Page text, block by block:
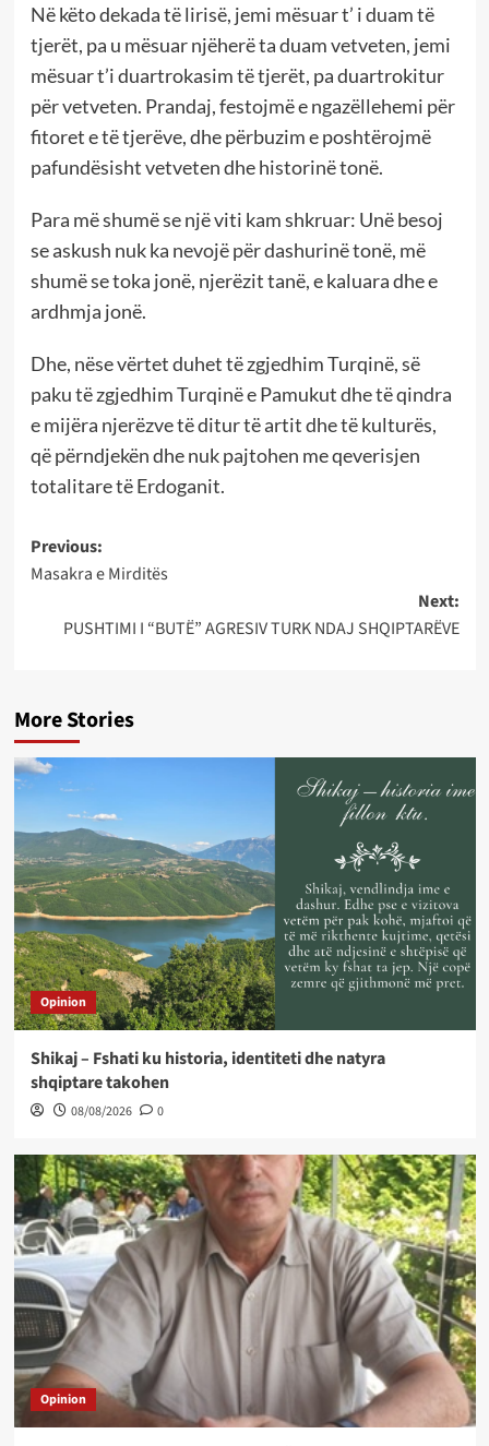
Në këto dekada të lirisë, jemi mësuar t’ i duam të
tjerët, pa u mësuar njëherë ta duam vetveten, jemi
mësuar t’i duartrokasim të tjerët, pa duartrokitur
për vetveten. Prandaj, festojmë e ngazëllehemi për
fitoret e të tjerëve, dhe përbuzim e poshtërojmë
pafundësisht vetveten dhe historinë tonë.
Para më shumë se një viti kam shkruar: Unë besoj
se askush nuk ka nevojë për dashurinë tonë, më
shumë se toka jonë, njerëzit tanë, e kaluara dhe e
ardhmja jonë.
Dhe, nëse vërtet duhet të zgjedhim Turqinë, së
paku të zgjedhim Turqinë e Pamukut dhe të qindra
e mijëra njerëzve të ditur të artit dhe të kulturës,
që përndjekën dhe nuk pajtohen me qeverisjen
totalitare të Erdoganit.
Post
navigation
Previous:
Masakra e Mirditës
Next:
PUSHTIMI I “BUTË” AGRESIV TURK NDAJ SHQIPTARËVE
More Stories
Opinion
Shikaj – Fshati ku historia, identiteti dhe natyra
shqiptare takohen
08/08/2026 0
Opinion